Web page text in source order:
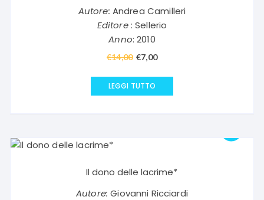
Autore: Andrea Camilleri
Editore: Sellerio
Anno: 2010
€14,00 Il
originale
€7,00Il
LEGGI TUTTO
Il dono delle lacrime*
Autore: Giovanni Ricciardi